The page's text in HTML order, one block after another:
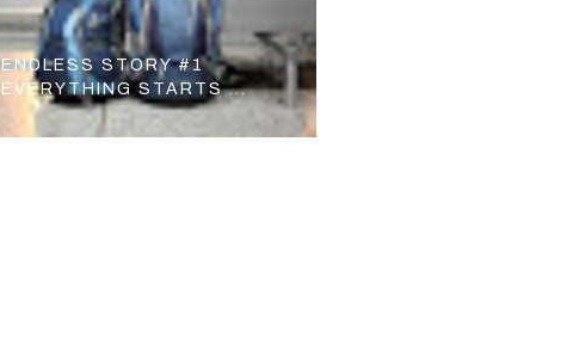
ENDLESS STORY #1
EVERYTHING STARTS ...